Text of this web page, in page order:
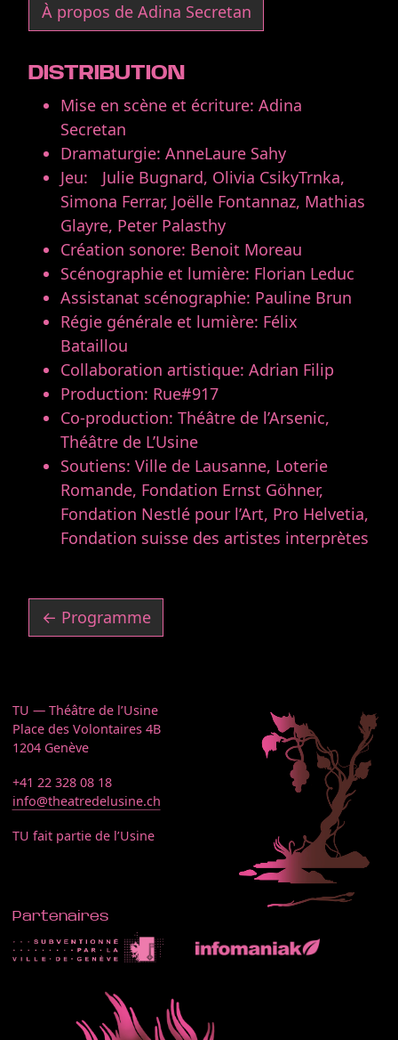
À propos de Adina Secretan
DISTRIBUTION
Mise en scène et écriture: Adina
Secretan
Dramaturgie: Anne­Laure Sahy
Jeu: Julie Bugnard, Olivia Csiky­Trnka,
Simona Ferrar, Joëlle Fontannaz, Mathias
Glayre, Peter Palasthy
Création sonore: Benoit Moreau
Scénographie et lumière: Florian Leduc
Assistanat scénographie: Pauline Brun
Régie générale et lumière: Félix
Bataillou
Collaboration artistique: Adrian Filip
Production: Rue#917
Co-production: Théâtre de l’Arsenic,
Théâtre de L’Usine
Soutiens: Ville de Lausanne, Loterie
Romande, Fondation Ernst Göhner,
Fondation Nestlé pour l’Art, Pro Helvetia,
Fondation suisse des artistes interprètes
← Programme
TU — Théâtre de l’Usine
Place des Volontaires 4B
1204 Genève
+41 22 328 08 18
info@theatredelusine.ch
TU fait partie de l’Usine
Partenaires